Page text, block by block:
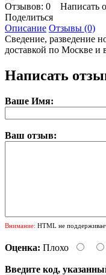
Отзывов: 0
Написать
Поделиться
Описание Отзывы (0)
Сведение, разведение
доставкой по Москве и
Написать
Ваше Имя:
Ваш отзыв:
Внимание: HTML не
Оценка: Плохо
Введите код,